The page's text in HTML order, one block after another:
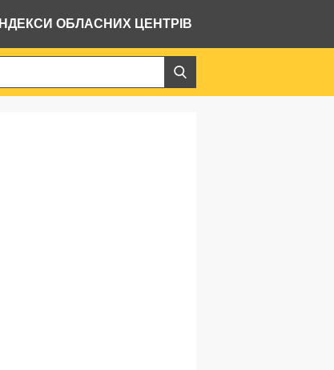
ІНДЕКСИ ОБЛАСНИХ ЦЕНТРІВ